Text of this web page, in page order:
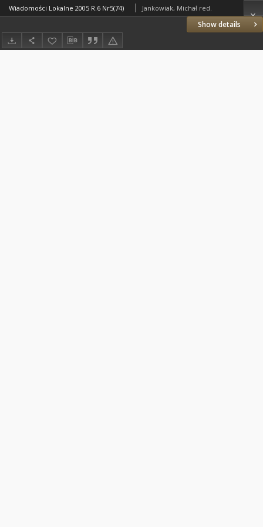
Show details
Wiadomości Lokalne 2005 R.6 Nr5(74) Jankowiak, Michał red.